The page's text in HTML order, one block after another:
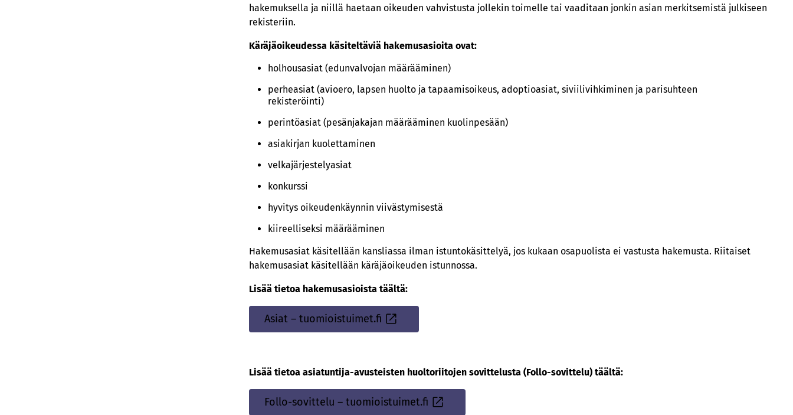
hakemuksella ja niillä haetaan oikeuden vahvistusta jollekin toimelle tai vaaditaan jonkin asian merkitsemistä julkiseen
rekisteriin.
Käräjäoikeudessa käsiteltäviä hakemusasioita ovat:
holhousasiat (edunvalvojan määrääminen)
perheasiat (avioero, lapsen huolto ja tapaamisoikeus, adoptioasiat, siviilivihkiminen ja parisuhteen
rekisteröinti)
perintöasiat (pesänjakajan määrääminen kuolinpesään)
asiakirjan kuolettaminen
velkajärjestelyasiat
konkurssi
hyvitys oikeudenkäynnin viivästymisestä
kiireelliseksi määrääminen
Hakemusasiat käsitellään kansliassa ilman istuntokäsittelyä, jos kukaan osapuolista ei vastusta hakemusta. Riitaiset
hakemusasiat käsitellään käräjäoikeuden istunnossa.
Lisää tietoa hakemusasioista täältä:
Asiat – tuomioistuimet.fi
Sisäinen
Lisää tietoa asiatuntija-avusteisten huoltoriitojen sovittelusta (Follo-sovittelu) täältä:
Follo-sovittelu – tuomioistuimet.fi
Sisäinen